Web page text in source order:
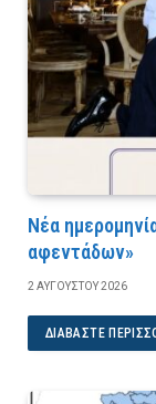
Νέα
αφεντάδων»
2 ΑΥΓΟΎΣΤΟΥ 2026
ΔΙΑΒΆΣΤΕ